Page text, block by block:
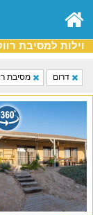
וילות למסיבת
דרום מסיבת